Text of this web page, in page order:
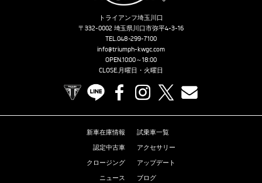
トライアンフ埼玉川口
〒332-0002 埼玉県川口市弥平4-3-16
TEL.048-299-7100
info@triumph-kwgc.com
OPEN.10:00～18:00
CLOSE.月曜日・火曜日
TRIUMPH OFFICIAL SITE
LINE FacebookInstagram
新車在庫情報
試乗車一覧
認定中古車
アクセサリー
クロージング
アップデート
ニュース
ブログ